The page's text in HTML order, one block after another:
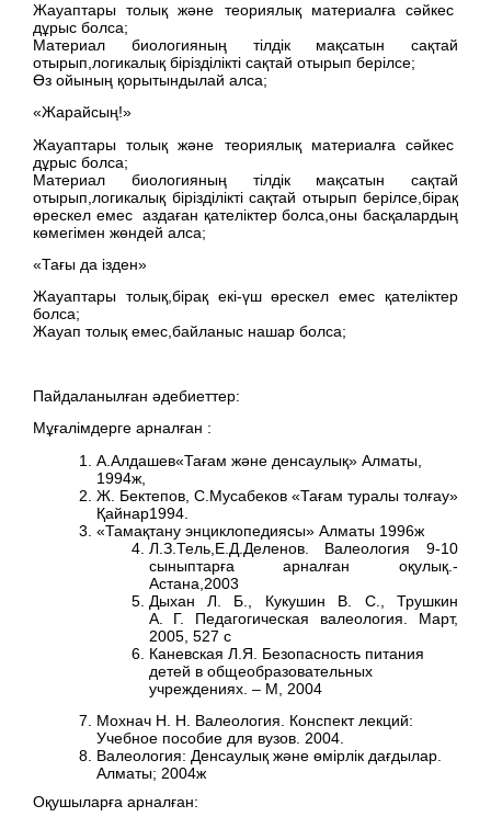
Жауаптары толық және теориялық материалға сәйкес
дұрыс болса;
Материал биологияның тілдік мақсатын сақтай
отырып,логикалық бірізділікті сақтай отырып берілсе;
Өз ойының қорытындылай алса;
«Жарайсың!»
Жауаптары толық және теориялық материалға сәйкес
дұрыс болса;
Материал биологияның тілдік мақсатын сақтай
отырып,логикалық бірізділікті сақтай отырып берілсе,бірақ
өрескел емес аздаған қателіктер болса,оны басқалардың
көмегімен жөндей алса;
«Тағы да ізден»
Жауаптары толық,бірақ екі-үш өрескел емес қателіктер
болса;
Жауап толық емес,байланыс нашар болса;
Пайдаланылған әдебиеттер:
Мұғалімдерге арналған :
А.Алдашев«Тағам және денсаулық» Алматы,
1994ж,
Ж. Бектепов, С.Мусабеков «Тағам туралы толғау»
Қайнар1994.
«Тамақтану энциклопедиясы» Алматы 1996ж
Л.З.Тель,Е.Д.Деленов. Валеология 9-10
сыныптарға арналған оқулық.-
Астана,2003
Дыхан Л. Б., Кукушин В. С., Трушкин
А. Г. Педагогическая валеология. Март,
2005, 527 с
Каневская Л.Я. Безопасность питания
детей в общеобразовательных
учреждениях. – М, 2004
Мохнач Н. Н. Валеология. Конспект лекций:
Учебное пособие для вузов. 2004.
Валеология: Денсаулық және өмірлік дағдылар.
Алматы; 2004ж
Оқушыларға арналған: